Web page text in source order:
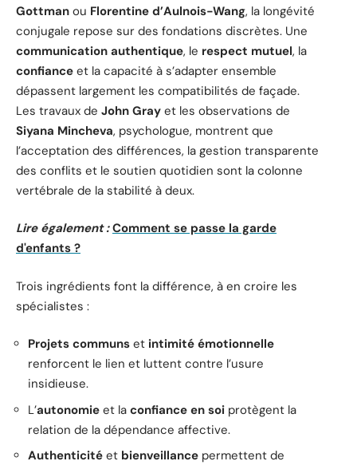
Gottman ou Florentine d’Aulnois-Wang, la longévité
conjugale repose sur des fondations discrètes. Une
communication authentique, le respect mutuel, la
confiance et la capacité à s’adapter ensemble
dépassent largement les compatibilités de façade.
Les travaux de John Gray et les observations de
Siyana Mincheva, psychologue, montrent que
l’acceptation des différences, la gestion transparente
des conflits et le soutien quotidien sont la colonne
vertébrale de la stabilité à deux.
Lire également : Comment se passe la garde
d'enfants ?
Trois ingrédients font la différence, à en croire les
spécialistes :
Projets communs et intimité émotionnelle
renforcent le lien et luttent contre l’usure
insidieuse.
L’autonomie et la confiance en soi protègent la
relation de la dépendance affective.
Authenticité et bienveillance permettent de